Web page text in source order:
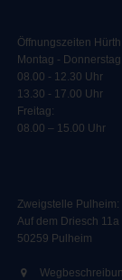
Öffnungszeiten Hürth
Montag - Donnerstag:
08.00 - 12.30 Uhr
13.30 - 17.00 Uhr
Freitag:
08.00 – 15.00 Uhr
Zweigstelle Pulheim:
Auf dem Driesch 11a
50259 Pulheim